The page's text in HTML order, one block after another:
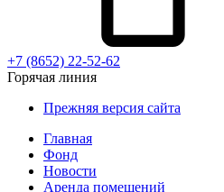
+7 (8652) 22-52-62
Горячая линия
Прежняя версия сайта
Главная
Фонд
Новости
Аренда помещений